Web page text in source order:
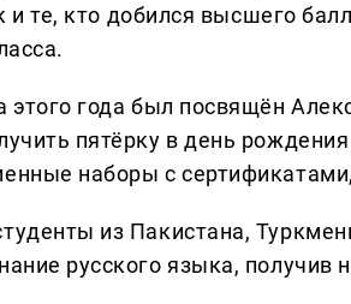
и те, кто добился высшего
этого года был посвящён
пятёрку в день
наборы с
из Пакистана,
русского языка, получив